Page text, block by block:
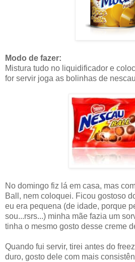
Modo de fazer:
Mistura tudo no liquidificador e
for servir joga as bolinhas de
No domingo fiz lá em casa, mas
Ball, nem coloquei. Ficou gostoso
eu era pequena (de idade, porque
sou...rsrs...) minha mãe fazia um
tinha o mesmo gosto desse creme
Quando fui servir, tirei antes do
duro, gosto dele com mais